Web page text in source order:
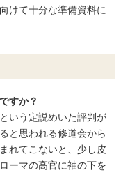
けて十分な準備資料に
すか？
いう定説めいた評判が
と思われる修道会から
れてこないと、少し皮
ーマの高官に袖の下を